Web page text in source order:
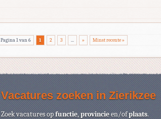
Pagina 1 van 6 1 2 3 ... » Minst recente »
Vacatures zoeken in Zierikzee
Zoek vacatures opfunctie,provincieen/ofplaats.